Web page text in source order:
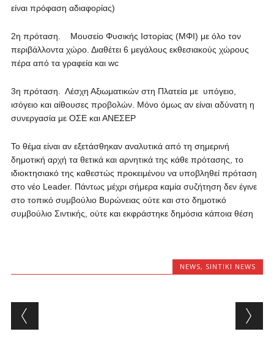
είναι πρόφαση αδιαφορίας)
2η πρόταση. Μουσείο Φυσικής Ιστορίας (ΜΦΙ) με όλο τον
περιβάλλοντα χώρο. Διαθέτει 6 μεγάλους εκθεσιακούς χώρους
πέρα από τα γραφεία και wc
3η πρόταση. Λέσχη Αξιωματικών στη Πλατεία με υπόγειο,
ισόγειο και αίθουσες προβολών. Μόνο όμως αν είναι αδύνατη η
συνεργασία με ΟΣΕ και ΑΝΕΣΕΡ
Το θέμα είναι αν εξετάσθηκαν αναλυτικά από τη σημερινή
δημοτική αρχή τα θετικά και αρνητικά της κάθε πρότασης, το
ιδιοκτησιακό της καθεστώς προκειμένου να υποβληθεί πρόταση
στο νέο Leader. Πάντως μέχρι σήμερα καμία συζήτηση δεν έγινε
στο τοπικό συμβούλιο Βυρώνειας ούτε και στο δημοτικό
συμβούλιο Σιντικής, ούτε και εκφράστηκε δημόσια κάποια θέση
NEWS, SINTIKI NEWS
Post navigation